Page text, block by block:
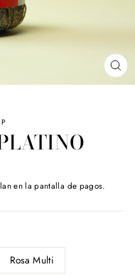
en la pantalla de pagos.
Rosa Multi